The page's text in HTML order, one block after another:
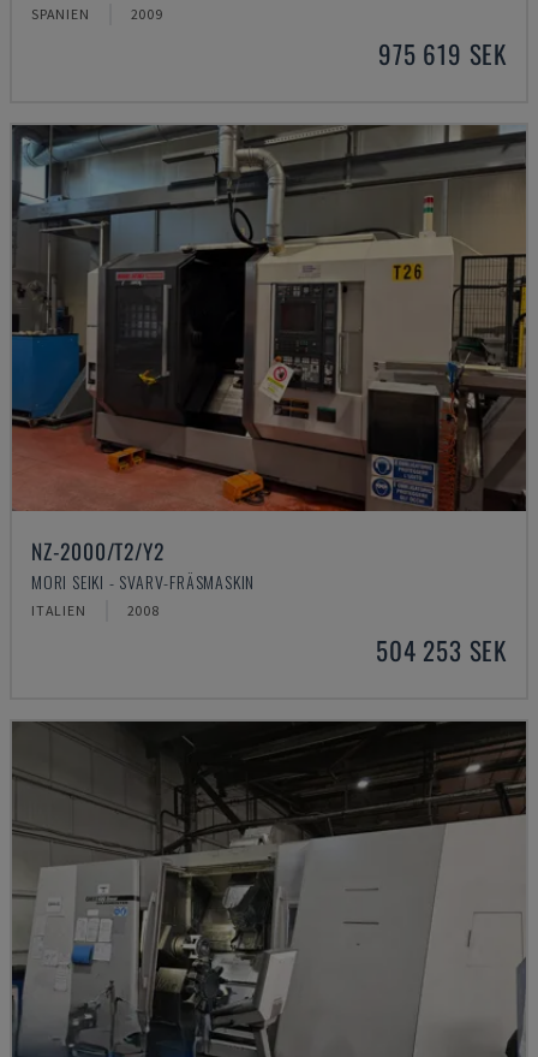
SPANIEN 2009
975 619 SEK
NZ-2000/T2/Y2
MORI SEIKI - SVARV-FRÄSMASKIN
ITALIEN 2008
504 253 SEK